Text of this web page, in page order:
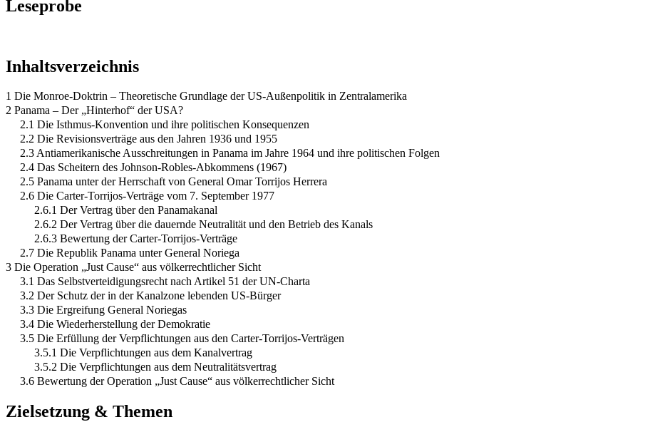
Leseprobe
Inhaltsverzeichnis
1 Die Monroe-Doktrin – Theoretische Grundlage der US-Außenpolitik in Zentralamerika
2 Panama – Der „Hinterhof“ der USA?
2.1 Die Isthmus-Konvention und ihre politischen Konsequenzen
2.2 Die Revisionsverträge aus den Jahren 1936 und 1955
2.3 Antiamerikanische Ausschreitungen in Panama im Jahre 1964 und ihre politischen Folgen
2.4 Das Scheitern des Johnson-Robles-Abkommens (1967)
2.5 Panama unter der Herrschaft von General Omar Torrijos Herrera
2.6 Die Carter-Torrijos-Verträge vom 7. September 1977
2.6.1 Der Vertrag über den Panamakanal
2.6.2 Der Vertrag über die dauernde Neutralität und den Betrieb des Kanals
2.6.3 Bewertung der Carter-Torrijos-Verträge
2.7 Die Republik Panama unter General Noriega
3 Die Operation „Just Cause“ aus völkerrechtlicher Sicht
3.1 Das Selbstverteidigungsrecht nach Artikel 51 der UN-Charta
3.2 Der Schutz der in der Kanalzone lebenden US-Bürger
3.3 Die Ergreifung General Noriegas
3.4 Die Wiederherstellung der Demokratie
3.5 Die Erfüllung der Verpflichtungen aus den Carter-Torrijos-Verträgen
3.5.1 Die Verpflichtungen aus dem Kanalvertrag
3.5.2 Die Verpflichtungen aus dem Neutralitätsvertrag
3.6 Bewertung der Operation „Just Cause“ aus völkerrechtlicher Sicht
Zielsetzung & Themen